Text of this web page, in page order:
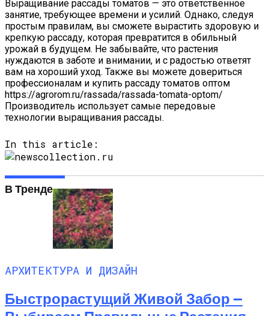
Выращивание рассады томатов — это ответственное
занятие, требующее времени и усилий. Однако, следуя
простым правилам, вы сможете вырастить здоровую и
крепкую рассаду, которая превратится в обильный
урожай в будущем. Не забывайте, что растения
нуждаются в заботе и внимании, и с радостью ответят
вам на хороший уход. Также вы можете довериться
профессионалам и купить рассаду томатов оптом
https://agrorom.ru/rassada/rassada-tomata-optom/
Производитель использует самые передовые
технологии выращивания рассады.
In this article:
В Тренде
АРХИТЕКТУРА И ДИЗАЙН
Быстрорастущий Живой Забор —